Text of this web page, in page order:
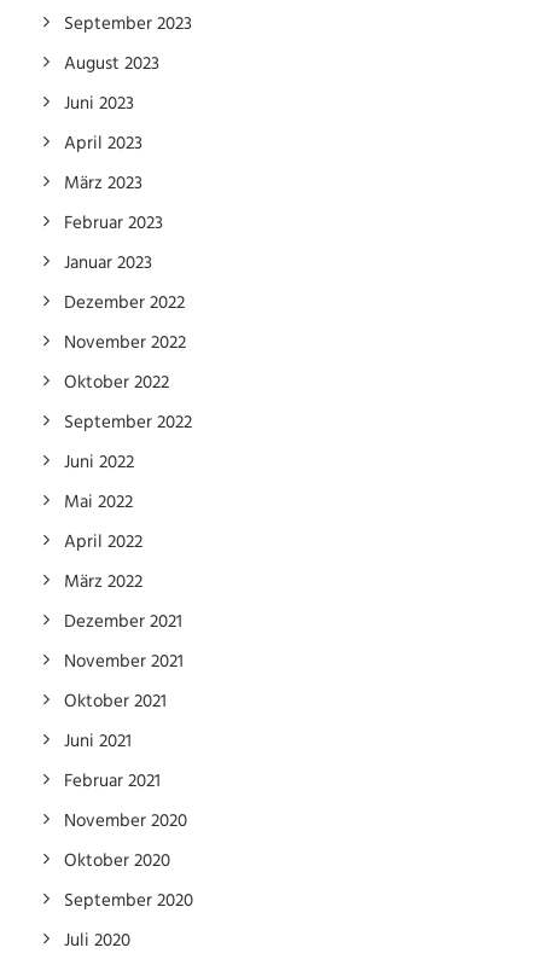
September 2023
August 2023
Juni 2023
April 2023
März 2023
Februar 2023
Januar 2023
Dezember 2022
November 2022
Oktober 2022
September 2022
Juni 2022
Mai 2022
April 2022
März 2022
Dezember 2021
November 2021
Oktober 2021
Juni 2021
Februar 2021
November 2020
Oktober 2020
September 2020
Juli 2020